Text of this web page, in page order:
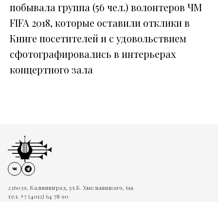
побывала группа (56 чел.) волонтеров ЧМ
FIFA 2018, которые оставили отклики в
Книге посетителей и с удовольствием
сфотографировались в интерьерах
концертного зала
236039, Калининград, ул.Б. Хмельницкого, 61а
тел. +7 (4012) 64 78 90